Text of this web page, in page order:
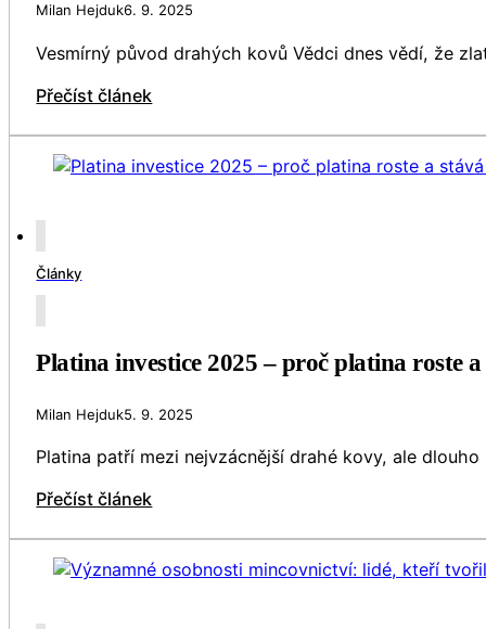
Milan Hejduk6. 9. 2025
Vesmírný původ drahých kovů Vědci dnes vědí, že
Přečíst článek
Články
Platina investice 2025 – proč platina roste
Milan Hejduk5. 9. 2025
Platina patří mezi nejvzácnější drahé kovy, ale
Přečíst článek